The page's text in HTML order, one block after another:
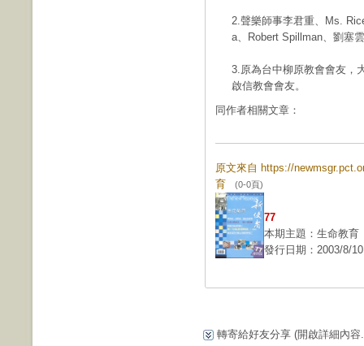
2.聲樂師事李君重、Ms.
a、Robert Spillman、劉塞
3.原為台中柳原教會會友，
啟信教會會友。
同作者相關文章：
原文來自 https://
育 (0-0頁)
77
本期主題：生命教育
發行日期：2003/8/10
轉寄給好友分享 (開啟詳細內容